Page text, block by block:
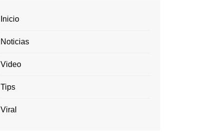
Inicio
Noticias
Video
Tips
Viral